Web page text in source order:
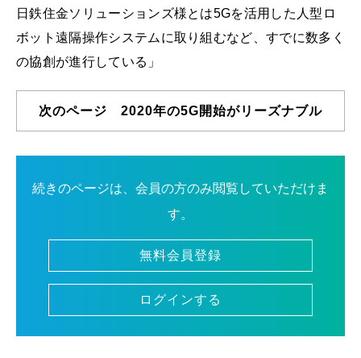
日鉄住金ソリューションズ様とは5Gを活用した人型ロ
ボット遠隔操作システムに取り組むなど、すでに数多く
の協創が進行している」
次のページ 2020年の5G開始がリーズナブル
続きのページは、会員の方のみ閲覧していただけま
す。
無料会員登録
ログインする